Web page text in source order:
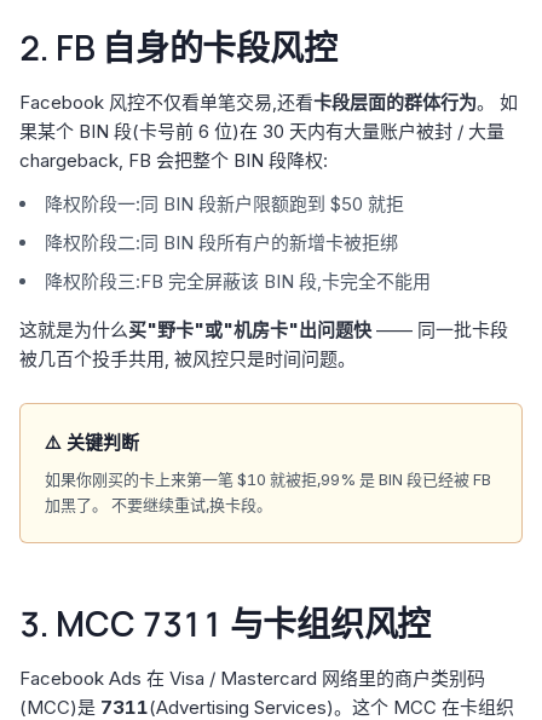
2. FB 自身的卡段风控
Facebook 风控不仅看单笔交易,还看卡段层面的群体行为。 如
果某个 BIN 段(卡号前 6 位)在 30 天内有大量账户被封 / 大量
chargeback, FB 会把整个 BIN 段降权:
降权阶段一:同 BIN 段新户限额跑到 $50 就拒
降权阶段二:同 BIN 段所有户的新增卡被拒绑
降权阶段三:FB 完全屏蔽该 BIN 段,卡完全不能用
这就是为什么买"野卡"或"机房卡"出问题快 —— 同一批卡段
被几百个投手共用, 被风控只是时间问题。
⚠️ 关键判断
如果你刚买的卡上来第一笔 $10 就被拒,99% 是 BIN 段已经被 FB
加黑了。 不要继续重试,换卡段。
3. MCC 7311 与卡组织风控
Facebook Ads 在 Visa / Mastercard 网络里的商户类别码
(MCC)是 7311(Advertising Services)。这个 MCC 在卡组织